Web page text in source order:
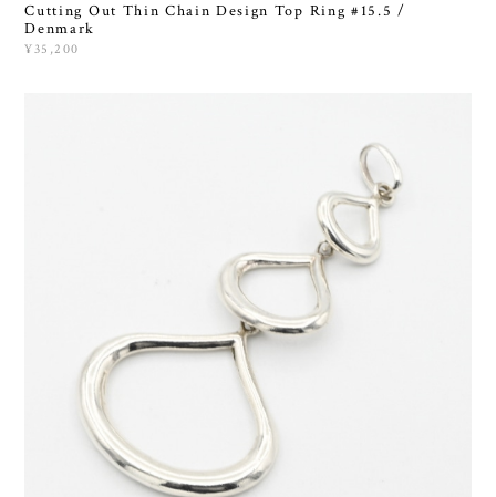
Cutting Out Thin Chain Design Top Ring #15.5 /
Denmark
¥35,200